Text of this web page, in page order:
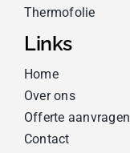
Thermofolie
Links
Home
Over ons
Offerte aanvragen
Contact